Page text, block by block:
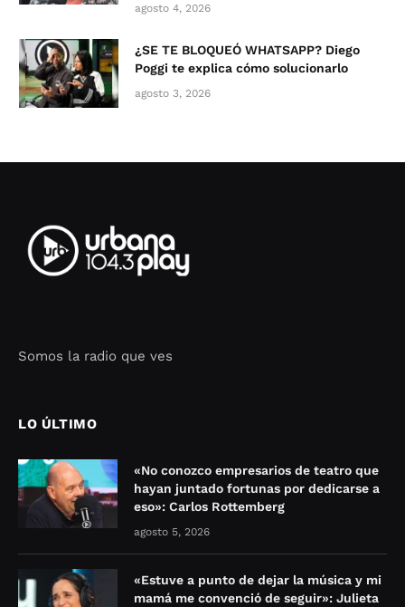
agosto 4, 2026
¿SE TE BLOQUEÓ WHATSAPP? Diego
Poggi te explica cómo solucionarlo
agosto 3, 2026
Somos la radio que ves
LO ÚLTIMO
«No conozco empresarios de teatro que
hayan juntado fortunas por dedicarse a
eso»: Carlos Rottemberg
agosto 5, 2026
«Estuve a punto de dejar la música y mi
mamá me convenció de seguir»: Julieta